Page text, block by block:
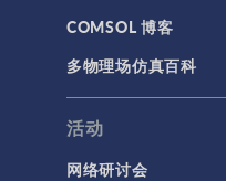
COMSOL 博客
多物理场仿真百科
活动
网络研讨会